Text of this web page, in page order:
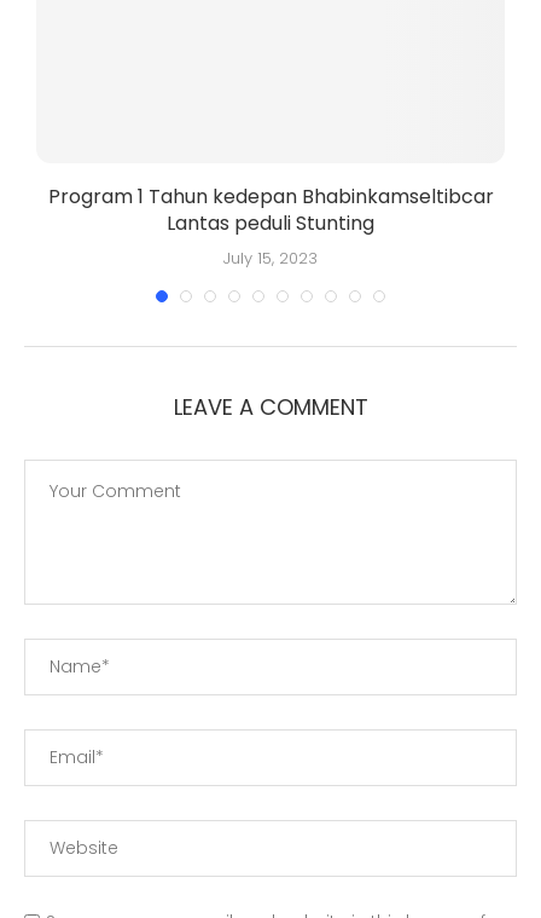
Program 1 Tahun kedepan Bhabinkamseltibcar
Lantas peduli Stunting
July 15, 2023
LEAVE A COMMENT